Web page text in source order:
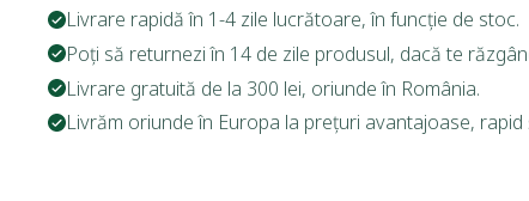
Livrare rapidă în 1-4 zile lucrătoare, în funcție de stoc.
Poți să returnezi în 14 de zile produsul, dacă te
Livrare gratuită de la 300 lei, oriunde în România.
Livrăm oriunde în Europa la prețuri avantajoase, rapid